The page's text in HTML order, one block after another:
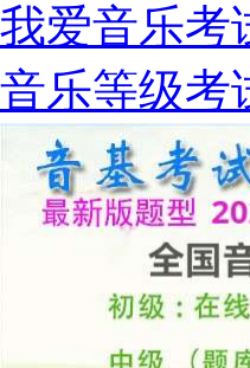
我爱音乐考
音乐等级考